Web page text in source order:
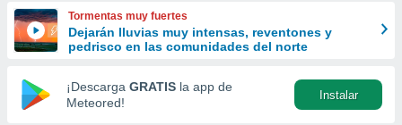
y
forma
digital
basada
Tormentas muy fuertes
Dejarán lluvias muy intensas, reventones y
pedrisco en las comunidades del norte
¡Descarga GRATIS la app de
Meteored!
Instalar